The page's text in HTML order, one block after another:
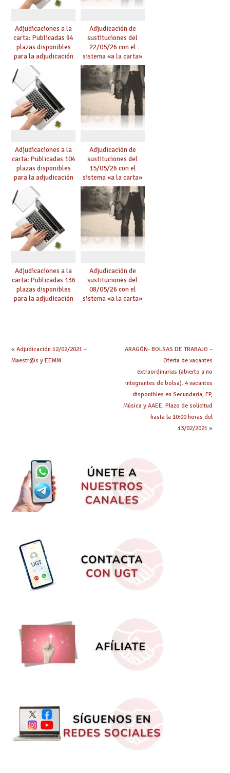
Adjudicaciones a la
carta: Publicadas 94
plazas disponibles
para la adjudicación
de mañana y abierto
plazo de solicitudes
Adjudicación de
sustituciones del
22/05/26 con el
sistema «a la carta»
conseguido con el
Acuerdo de Mejoras
Adjudicaciones a la
carta: Publicadas 104
plazas disponibles
para la adjudicación
de mañana y abierto
plazo de solicitudes
Adjudicación de
sustituciones del
15/05/26 con el
sistema «a la carta»
conseguido con el
Acuerdo de Mejoras
Adjudicaciones a la
carta: Publicadas 136
plazas disponibles
para la adjudicación
Adjudicación de
sustituciones del
08/05/26 con el
sistema «a la carta»
« Adjudicación 12/02/2021 –
Maestr@s y EEMM
ARAGÓN- BOLSAS DE TRABAJO –
Oferta de vacantes
extraordinarias (abierto a no
integrantes de bolsa). 4 vacantes
disponibles en Secundaria, FP,
Música y AAEE. Plazo de solicitud
hasta la 10:00 horas del
13/02/2021»